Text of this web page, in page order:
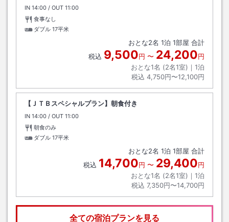
IN チェックイン
14:00 / OUT チェックアウト
11:00
食事なし
ダブル 17平米
おとな2名 1泊 1部屋 合計
税込 9,500円 〜 24,200円
おとな1名 (2名1室)｜ 1泊
税込 4,750円〜12,100円
【ＪＴＢスペシャルプラン】朝食付き
IN チェックイン
14:00 / OUT チェックアウト
11:00
朝食のみ
ダブル 17平米
おとな2名 1泊 1部屋 合計
税込 14,700円 〜 29,400円
おとな1名 (2名1室)｜ 1泊
税込 7,350円〜14,700円
全ての宿泊プランを見る